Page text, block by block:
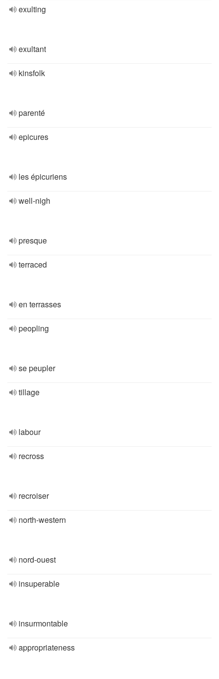
exulting
exultant
kinsfolk
parenté
epicures
les épicuriens
well-nigh
presque
terraced
en terrasses
peopling
se peupler
tillage
labour
recross
recroiser
north-western
nord-ouest
insuperable
insurmontable
appropriateness